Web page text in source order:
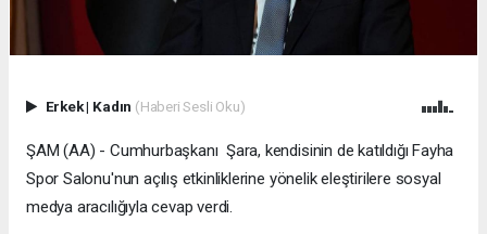
Erkek| Kadın (Haberi Sesli Oku)
ŞAM (AA) - Cumhurbaşkanı Şara, kendisinin de katıldığı Fayha
Spor Salonu'nun açılış etkinliklerine yönelik eleştirilere sosyal
medya aracılığıyla cevap verdi.